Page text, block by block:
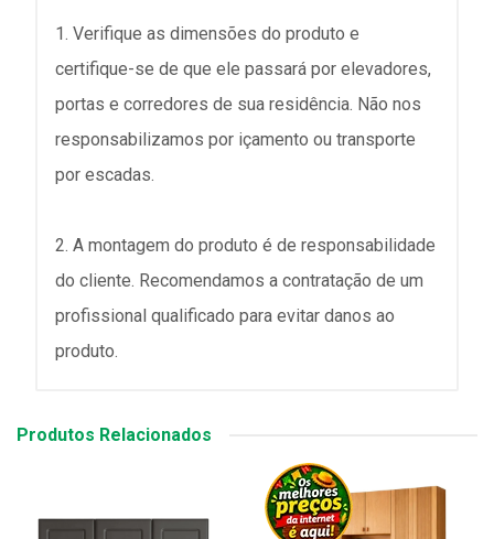
1. Verifique as dimensões do produto e
certifique-se de que ele passará por elevadores,
portas e corredores de sua residência. Não nos
responsabilizamos por içamento ou transporte
por escadas.
2. A montagem do produto é de responsabilidade
do cliente. Recomendamos a contratação de um
profissional qualificado para evitar danos ao
produto.
Produtos Relacionados